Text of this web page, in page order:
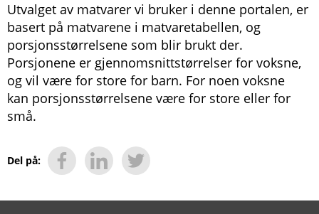
Utvalget av matvarer vi bruker i denne portalen, er
basert på matvarene i matvaretabellen, og
porsjonsstørrelsene som blir brukt der.
Porsjonene er gjennomsnittstørrelser for voksne,
og vil være for store for barn. For noen voksne
kan porsjonsstørrelsene være for store eller for
små.
Del på: